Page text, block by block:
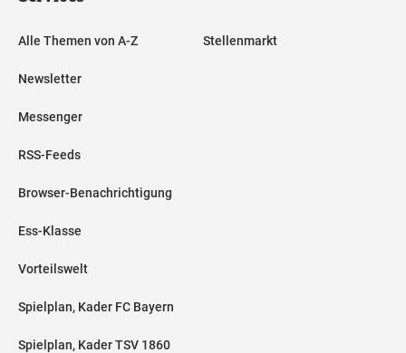
Alle Themen von A-Z
Newsletter
Messenger
RSS-Feeds
Browser-Benachrichtigung
Ess-Klasse
Vorteilswelt
Spielplan, Kader FC Bayern
Spielplan, Kader TSV 1860
Stellenmarkt